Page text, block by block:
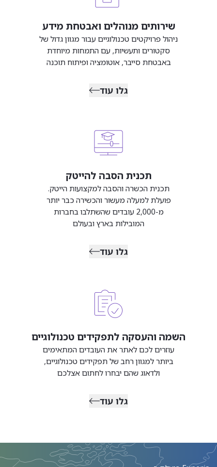
שירותים מנוהלים ואבטחת מידע
ניהול פרויקטים טכנולוגיים עבור מגוון גדול של
סקטורים ותעשיות, עם התמחות מיוחדת
באבטחת סייבר, אוטומציה ופיתוח תוכנה
גלו עוד
תכנית הסבה להייטק
תכנית הכשרה והסבה למקצועות הייטק.
פועלת למעלה מעשור והכשירה כבר יותר
מ-2,000 עובדים שהשתלבו בחברות
המובילות בארץ ובעולם
גלו עוד
השמה והעסקה לתפקידים טכנולוגיים
עוזרים לכם לאתר את העובדים המתאימים
ביותר למגוון רחב של תפקידים טכנולוגיים,
ולדאוג שהם יבחרו לחתום אצלכם
גלו עוד